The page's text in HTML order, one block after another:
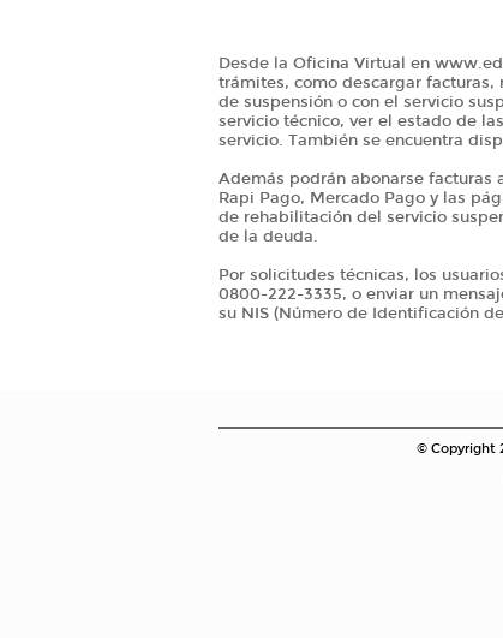
Desde la Oficina Virtual en
trámites, como descargar facturas,
de suspensión o con el servicio
servicio técnico, ver el estado de
servicio. También se encuentra
Además podrán abonarse facturas
Rapi Pago, Mercado Pago y las
de rehabilitación del servicio
de la deuda.
Por solicitudes técnicas, los
0800-222-3335, o enviar un
su NIS (Número de Identificación
© Copyright